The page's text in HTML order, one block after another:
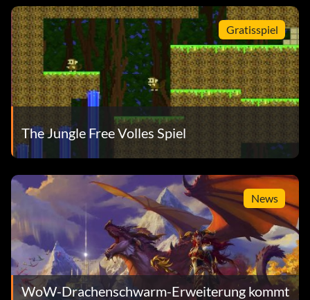
Gratisspiel
The Jungle Free Volles Spiel
News
WoW-Drachenschwarm-Erweiterung kommt